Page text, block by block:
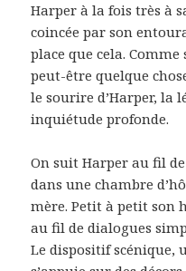
Harper à la fois très à
coincée par son
place que cela.
peut-être quelque
le sourire d’Harper, la
inquiétude profonde.
On suit Harper au fil
dans une chambre
mère. Petit à petit son
au fil de dialogues
Le dispositif scénique,